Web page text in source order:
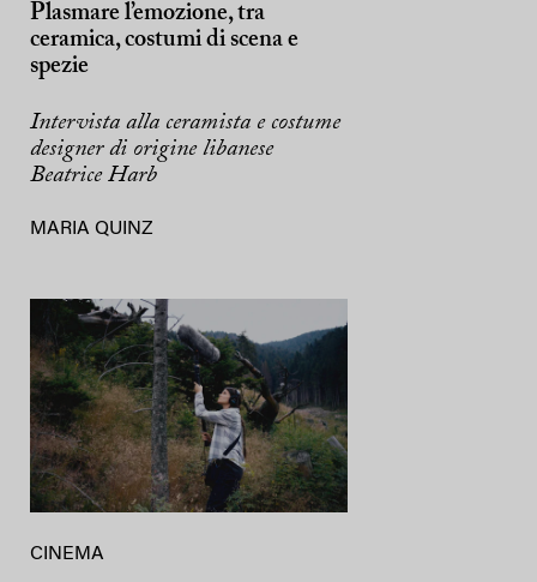
Plasmare l’emozione, tra
ceramica, costumi di scena e
spezie
Intervista alla ceramista e costume
designer di origine libanese
Beatrice Harb
MARIA QUINZ
CINEMA